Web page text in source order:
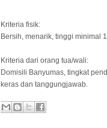
Kriteria fisik:
Bersih, menarik, tinggi minimal
Kriteria dari orang tua/wali:
Domisili Banyumas, tingkat
keras dan tanggungjawab.